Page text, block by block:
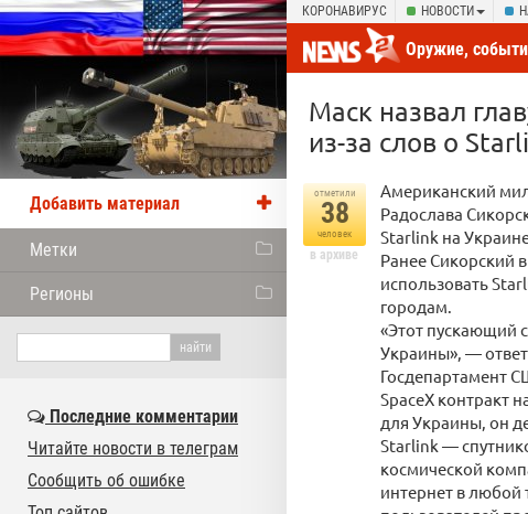
КОРОНАВИРУС НОВОСТИ
Оружие,
новости
Маск назвал
из-за слов о
отметили
38
человек
в архиве
Американский
Радослава
Starlink на
Ранее Сикорский
использовать
городам.
«Этот пускающий
Украины», —
Госдепартамент
SpaceX контракт
для Украины, он
Starlink —
космической
интернет в любой
Добавить материал
Метки
Регионы
Последние комментарии
Читайте новости в телеграм
Сообщить об ошибке